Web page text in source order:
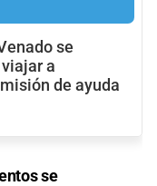
se
a
de ayuda
se